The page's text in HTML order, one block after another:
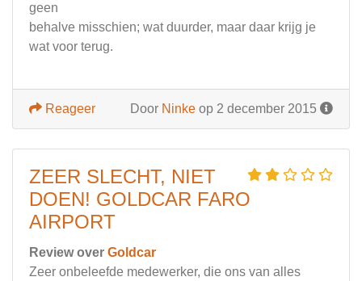
geen
behalve misschien; wat duurder, maar daar krijg je
wat voor terug.
Door Ninke op 2 december 2015
Reageer
ZEER SLECHT, NIET
DOEN! GOLDCAR FARO
AIRPORT
Review over Goldcar
Zeer onbeleefde medewerker, die ons van alles